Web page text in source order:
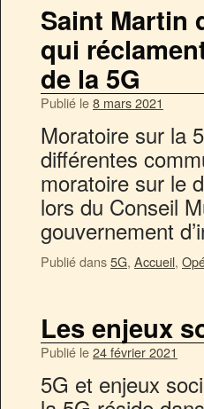
Saint Martin
qui
de la 5G
Publié le8 mars 2021
Moratoire sur la
différentes
moratoire sur le
lors du Conseil
gouvernement
Publié dans5G, Accueil,
Les enjeux
Publié le24 février 2021
5G et enjeux